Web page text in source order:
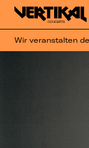
Wir veranstalten